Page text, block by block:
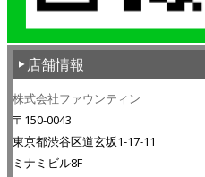
店舗情報
株式会社ファウンティン
〒150-0043
東京都渋谷区道玄坂1-17-11
ミナミビル8F